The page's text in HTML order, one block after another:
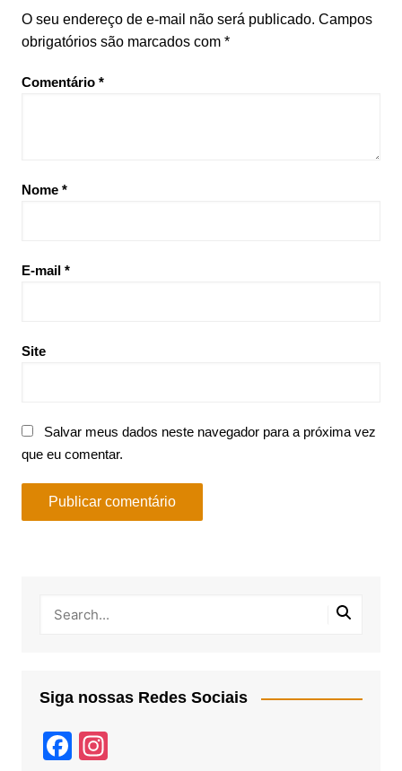
O seu endereço de e-mail não será publicado. Campos
obrigatórios são marcados com *
Comentário *
Nome *
E-mail *
Site
Salvar meus dados neste navegador para a próxima vez
que eu comentar.
Siga nossas Redes Sociais
F